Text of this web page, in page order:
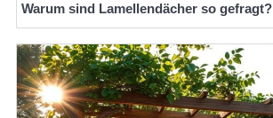
Warum sind Lamellendächer so gefragt?